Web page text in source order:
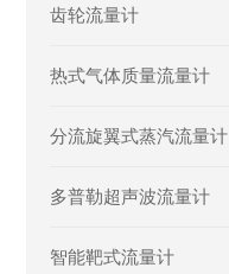
齿轮流量计
热式气体质量流量计
分流旋翼式蒸汽流量计
多普勒超声波流量计
智能靶式流量计